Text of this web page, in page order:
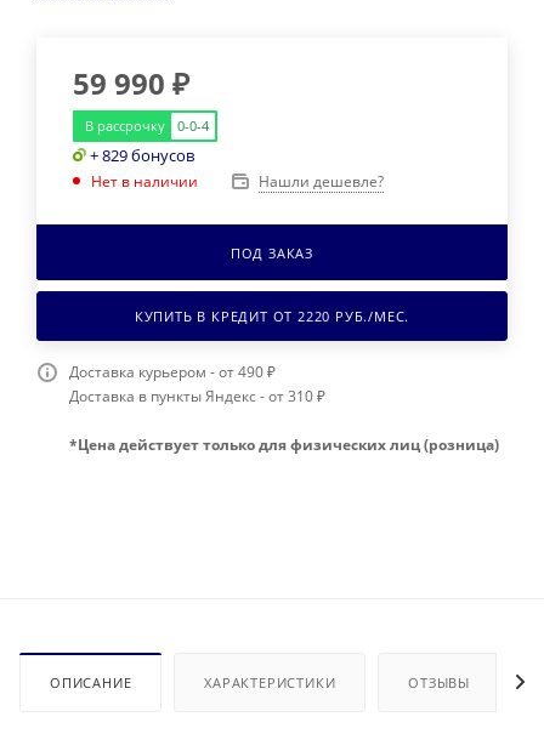
59 990 ₽
В рассрочку 0-0-4
+ 829 бонусов
Нет в наличии Нашли дешевле?
ПОД ЗАКАЗ
КУПИТЬ В КРЕДИТ ОТ 2220 РУБ./МЕС.
Доставка курьером - от 490 ₽
Доставка в пункты Яндекс - от 310 ₽
*Цена действует только для физических лиц (розница)
ОПИСАНИЕ ХАРАКТЕРИСТИКИ ОТЗЫВЫ